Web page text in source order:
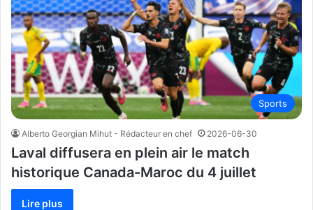
Sports
Alberto Georgian Mihut - Rédacteur en chef 2026-06-30
Laval diffusera en plein air le match
historique Canada-Maroc du 4 juillet
Lire plus